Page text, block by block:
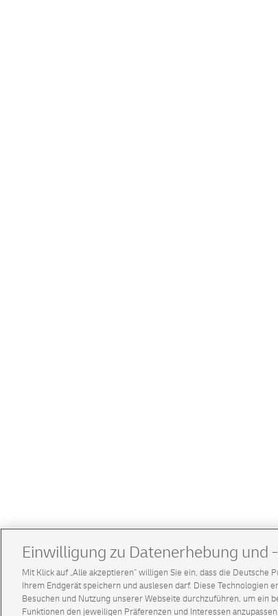
Einwilligung zu Datenerhebung
Mit Klick auf „Alle akzeptieren” willigen Sie ein, dass die Deutsche
Ihrem Endgerät speichern und auslesen darf. Diese Technologien
Besuchen und Nutzung unserer Webseite durchzuführen, um ein
Funktionen den jeweiligen Präferenzen und Interessen